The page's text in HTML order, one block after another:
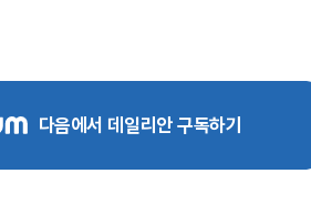
다음에서 데일리안 구독하기